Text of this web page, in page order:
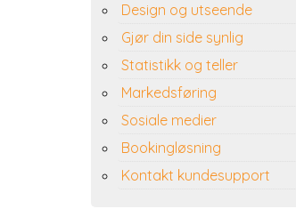
Design og utseende
Gjør din side synlig
Statistikk og teller
Markedsføring
Sosiale medier
Bookingløsning
Kontakt kundesupport